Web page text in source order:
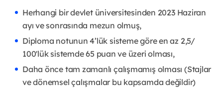
Herhangi bir devlet üniversitesinden 2023 Haziran
ayı ve sonrasında mezun olmuş,
Diploma notunun 4’lük sisteme göre en az 2,5/
100'lük sistemde 65 puan ve üzeri olması,
Daha önce tam zamanlı çalışmamış olması (Stajlar
ve dönemsel çalışmalar bu kapsamda değildir)